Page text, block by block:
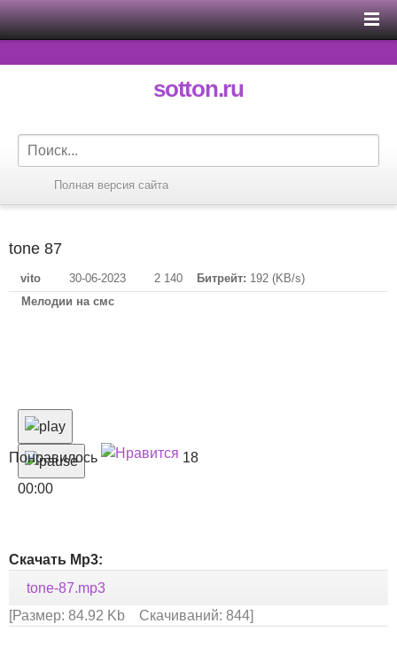
sotton.ru
Полная версия сайта
tone 87
vito 30-06-2023 2 140 Битрейт: 192 (KB/s)
Мелодии на смс
00:00
Понравилось 18
Скачать Mp3:
tone-87.mp3
[Размер: 84.92 Kb Скачиваний: 844]